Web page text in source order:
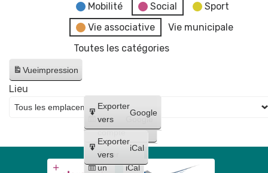
l'association
Arts
gerzatois
Mobilité
Social
Sport
Vie associative
Vie municipale
Toutes les catégories
Vueimpression
Créer
un
compte
Google
Créer
un
iCal
Exporter
vers
Google
Exporter
vers
iCal
Lieu